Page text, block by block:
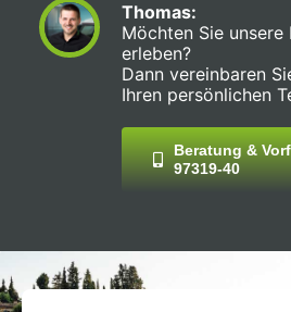
Thomas:
Möchten Sie unsere
erleben?
Dann vereinbaren
Ihren persönlichen
Beratung &
97319-40